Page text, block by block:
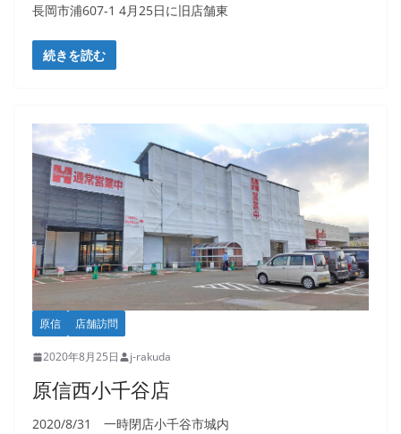
長岡市浦607-1 4月25日に旧店舗東
続きを読む
原信 店舗訪問
2020年8月25日 j-rakuda
原信西小千谷店
2020/8/31 一時閉店小千谷市城内